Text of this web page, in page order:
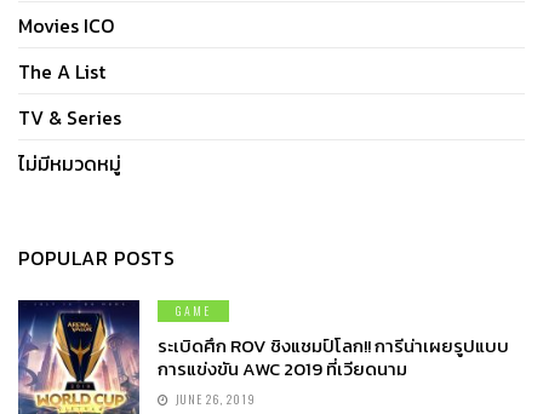
Movies ICO
The A List
TV & Series
ไม่มีหมวดหมู่
POPULAR POSTS
GAME
ระเบิดศึก ROV ชิงแชมป์โลก!! การีน่าเผยรูปแบบ
การแข่งขัน AWC 2019 ที่เวียดนาม
JUNE 26, 2019